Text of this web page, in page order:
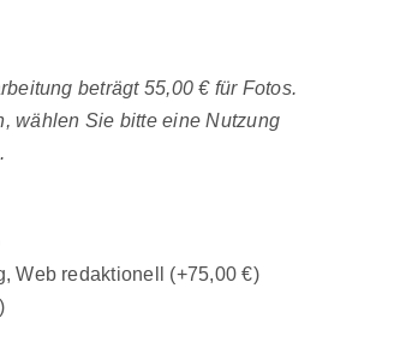
beträgt 55,00 € für Fotos.
wählen Sie bitte eine Nutzung
Web redaktionell (+75,00€)